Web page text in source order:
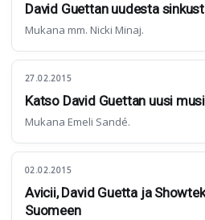
David Guettan uudesta
Mukana mm. Nicki Minaj.
27.02.2015
Katso David Guettan uusi
Mukana Emeli Sandé.
02.02.2015
Avicii, David Guetta ja
Suomeen